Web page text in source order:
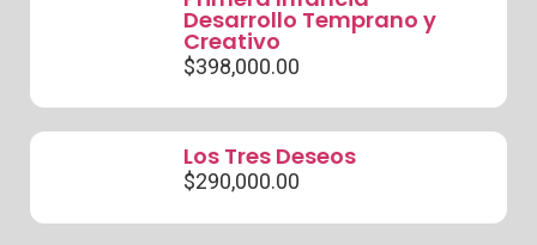
Desarrollo Temprano y
Creativo
$398,000.00
Los Tres Deseos
$290,000.00